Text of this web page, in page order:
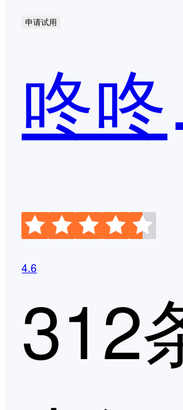
申请试用
4.6
312